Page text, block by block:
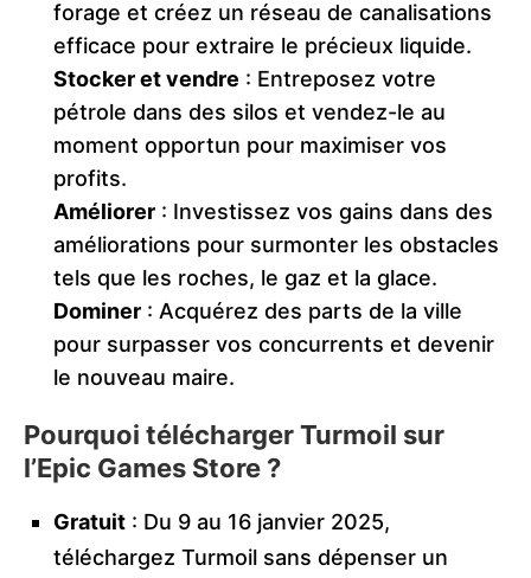
forage et créez un réseau de canalisations
efficace pour extraire le précieux liquide.
Stocker et vendre : Entreposez votre
pétrole dans des silos et vendez-le au
moment opportun pour maximiser vos
profits.
Améliorer : Investissez vos gains dans des
améliorations pour surmonter les obstacles
tels que les roches, le gaz et la glace.
Dominer : Acquérez des parts de la ville
pour surpasser vos concurrents et devenir
le nouveau maire.
Pourquoi télécharger Turmoil sur
l’Epic Games Store ?
Gratuit : Du 9 au 16 janvier 2025,
téléchargez Turmoil sans dépenser un